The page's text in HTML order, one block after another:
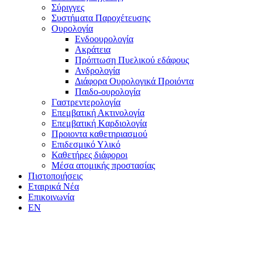
Σύριγγες
Συστήματα Παροχέτευσης
Ουρολογία
Ενδοουρολογία
Ακράτεια
Πρόπτωση Πυελικού εδάφους
Ανδρολογία
Διάφορα Ουρολογικά Προιόντα
Παιδο-ουρολογία
Γαστρεντερολογία
Επεμβατική Ακτινολογία
Επεμβατική Kαρδιολογία
Προιοντα καθετηριασμού
Επιδεσμικό Υλικό
Καθετήρες διάφοροι
Μέσα ατομικής προστασίας
Πιστοποιήσεις
Εταιρικά Νέα
Επικοινωνία
EN